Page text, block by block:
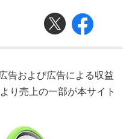
告および広告による収益
り売上の一部が本サイト